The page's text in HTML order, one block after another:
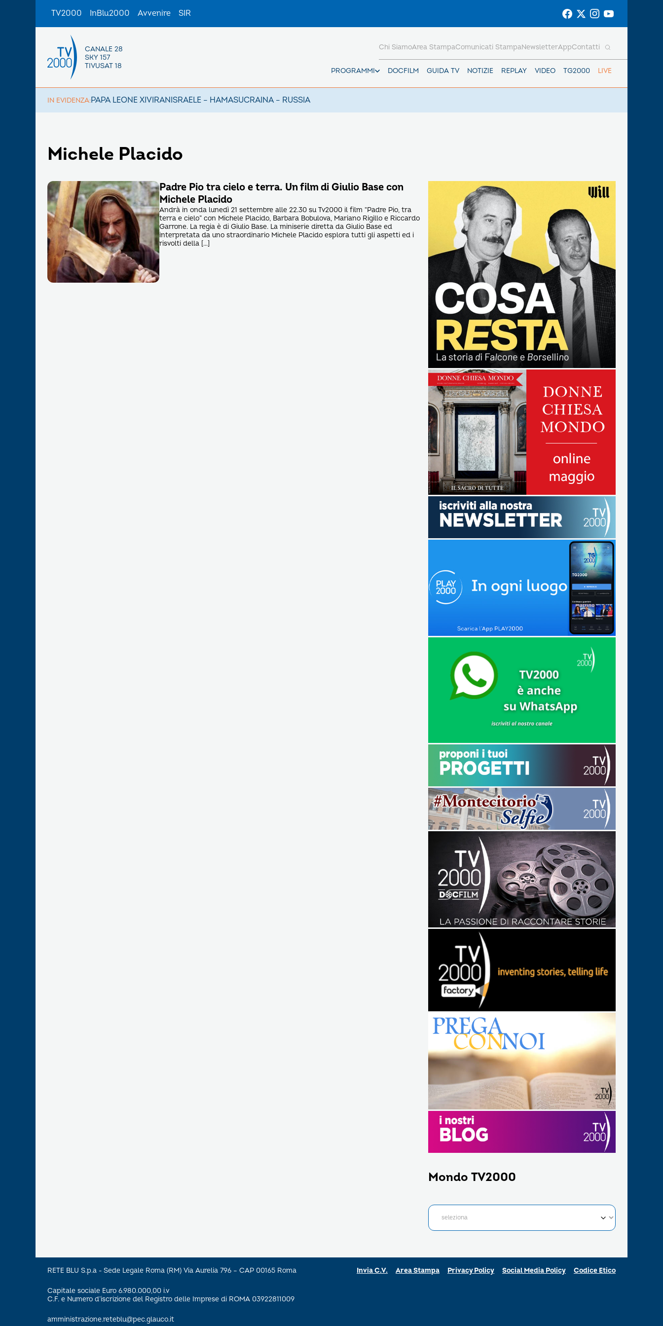
TV2000 InBlu2000 Avvenire SIR
CANALE 28
SKY 157
TIVUSAT 18
PROGRAMMI DOCFILM GUIDA TV NOTIZIE REPLAY VIDEO TG2000 LIVE
Chi SiamoArea StampaComunicati StampaNewsletterAppContatti
IN EVIDENZA:PAPA LEONE XIVIRANISRAELE – HAMASUCRAINA – RUSSIA
Michele Placido
Padre Pio tra cielo e terra. Un film di Giulio Base con
Michele Placido
Andrà in onda lunedì 21 settembre alle 22.30 su Tv2000 il film “Padre Pio, tra
terra e cielo” con Michele Placido, Barbara Bobulova, Mariano Rigillo e Riccardo
Garrone. La regia è di Giulio Base. La miniserie diretta da Giulio Base ed
interpretata da uno straordinario Michele Placido esplora tutti gli aspetti ed i
risvolti della […]
Mondo TV2000
RETE BLU S.p.a - Sede Legale Roma (RM) Via Aurelia 796 – CAP 00165 Roma
Capitale sociale Euro 6.980.000,00 i.v
C.F. e Numero d’iscrizione del Registro delle Imprese di ROMA 03922811009
amministrazione.reteblu@pec.glauco.it
Invia C.V. Area Stampa Privacy Policy Social Media Policy Codice Etico